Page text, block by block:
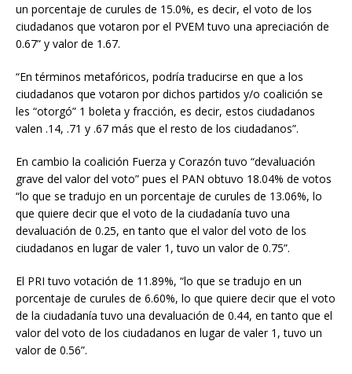
un porcentaje de curules de 15.0%, es decir, el voto de los
ciudadanos que votaron por el PVEM tuvo una apreciación de
0.67” y valor de 1.67.
“En términos metafóricos, podría traducirse en que a los
ciudadanos que votaron por dichos partidos y/o coalición se
les “otorgó” 1 boleta y fracción, es decir, estos ciudadanos
valen .14, .71 y .67 más que el resto de los ciudadanos”.
En cambio la coalición Fuerza y Corazón tuvo “devaluación
grave del valor del voto” pues el PAN obtuvo 18.04% de votos
“lo que se tradujo en un porcentaje de curules de 13.06%, lo
que quiere decir que el voto de la ciudadanía tuvo una
devaluación de 0.25, en tanto que el valor del voto de los
ciudadanos en lugar de valer 1, tuvo un valor de 0.75”.
El PRI tuvo votación de 11.89%, “lo que se tradujo en un
porcentaje de curules de 6.60%, lo que quiere decir que el voto
de la ciudadanía tuvo una devaluación de 0.44, en tanto que el
valor del voto de los ciudadanos en lugar de valer 1, tuvo un
valor de 0.56”.